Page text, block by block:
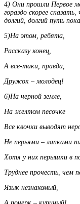
4) Они прошли Первое
гораздо скорее
долгий, долгий путь
5)На этом, ребята,
Рассказу конец,
А все-таки, правда,
Дружок – молодец!
6)На черной земле,
На желтом песочке
Все квочки выводят
Не перьями – лапками
Хотя у них перышки в
Труднее прочесть, чем
Язык незнакомый,